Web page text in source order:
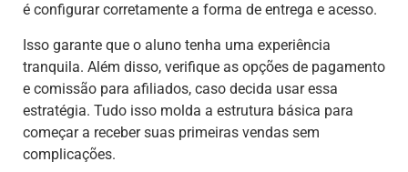
é configurar corretamente a forma de entrega e acesso.
Isso garante que o aluno tenha uma experiência
tranquila. Além disso, verifique as opções de pagamento
e comissão para afiliados, caso decida usar essa
estratégia. Tudo isso molda a estrutura básica para
começar a receber suas primeiras vendas sem
complicações.